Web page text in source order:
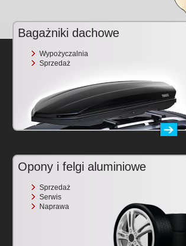
Bagażniki dachowe
Wypożyczalnia
Sprzedaż
Opony i felgi aluminiowe
Sprzedaż
Serwis
Naprawa